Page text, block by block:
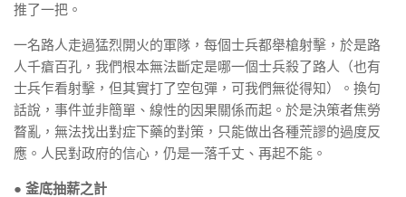
推了一把。
一名路人走過猛烈開火的軍隊，每個士兵都舉槍射擊，於是路
人千瘡百孔，我們根本無法斷定是哪一個士兵殺了路人（也有
士兵乍看射擊，但其實打了空包彈，可我們無從得知）。換句
話說，事件並非簡單、線性的因果關係而起。於是決策者焦勞
瞀亂，無法找出對症下藥的對策，只能做出各種荒謬的過度反
應。人民對政府的信心，仍是一落千丈、再起不能。
● 釜底抽薪之計